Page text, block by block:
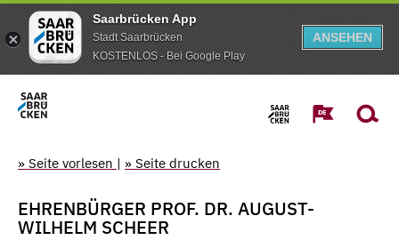
Saarbrücken App
Stadt Saarbrücken
KOSTENLOS - Bei Google Play
ANSEHEN
» Seite vorlesen | » Seite drucken
EHRENBÜRGER PROF. DR. AUGUST-
WILHELM SCHEER